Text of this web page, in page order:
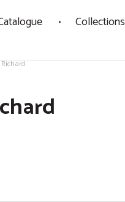
Collections